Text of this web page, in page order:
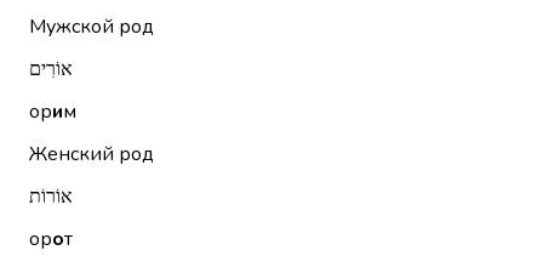
Мужской род
אוֹרִים
орим
Женский род
אוֹרוֹת
орот